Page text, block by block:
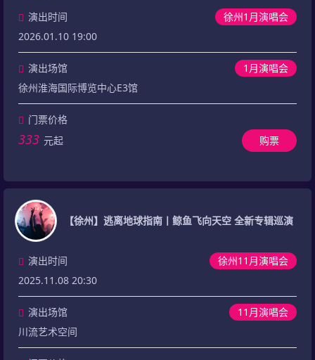
徐州1月演唱会
演出时间
2026.01.10 19:00
1月演唱会
演出场馆
徐州淮海国际博览中心E3馆
门票价格
333 元起 购票
【徐州】逃离地球指南丨鲸鱼飞向天空 全新专辑巡演
徐州11月演唱会
演出时间
2025.11.08 20:30
11月演唱会
演出场馆
川流艺术空间